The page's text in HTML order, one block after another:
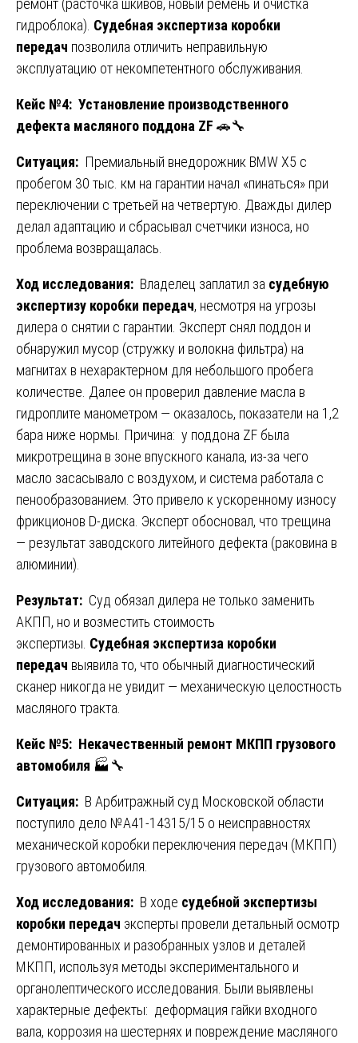
ремонт (расточка шкивов, новый ремень и очистка
гидроблока). Судебная экспертиза коробки
передач позволила отличить неправильную
эксплуатацию от некомпетентного обслуживания.
Кейс №4: Установление производственного
дефекта масляного поддона ZF 🚗🔧
Ситуация: Премиальный внедорожник BMW X5 с
пробегом 30 тыс. км на гарантии начал «пинаться» при
переключении с третьей на четвертую. Дважды дилер
делал адаптацию и сбрасывал счетчики износа, но
проблема возвращалась.
Ход исследования: Владелец заплатил за судебную
экспертизу коробки передач, несмотря на угрозы
дилера о снятии с гарантии. Эксперт снял поддон и
обнаружил мусор (стружку и волокна фильтра) на
магнитах в нехарактерном для небольшого пробега
количестве. Далее он проверил давление масла в
гидроплите манометром — оказалось, показатели на 1,2
бара ниже нормы. Причина: у поддона ZF была
микротрещина в зоне впускного канала, из-за чего
масло засасывало с воздухом, и система работала с
пенообразованием. Это привело к ускоренному износу
фрикционов D-диска. Эксперт обосновал, что трещина
— результат заводского литейного дефекта (раковина в
алюминии).
Результат: Суд обязал дилера не только заменить
АКПП, но и возместить стоимость
экспертизы. Судебная экспертиза коробки
передач выявила то, что обычный диагностический
сканер никогда не увидит — механическую целостность
масляного тракта.
Кейс №5: Некачественный ремонт МКПП грузового
автомобиля 🏭🔧
Ситуация: В Арбитражный суд Московской области
поступило дело №А41-14315/15 о неисправностях
механической коробки переключения передач (МКПП)
грузового автомобиля.
Ход исследования: В ходе судебной экспертизы
коробки передач эксперты провели детальный осмотр
демонтированных и разобранных узлов и деталей
МКПП, используя методы экспериментального и
органолептического исследования. Были выявлены
характерные дефекты: деформация гайки входного
вала, коррозия на шестернях и повреждение масляного